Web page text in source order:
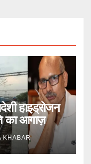
हाइड्रोजन
का आगाज़
KHABAR